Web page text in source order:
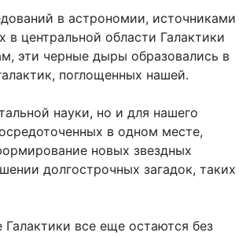
в астрономии, источниками
в центральной области Галактики
эти черные дыры образовались в
поглощенных нашей.
науки, но и для нашего
в одном месте,
новых звездных
долгострочных загадок, таких
все еще остаются без